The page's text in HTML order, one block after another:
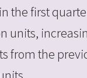
the first
units,
from the